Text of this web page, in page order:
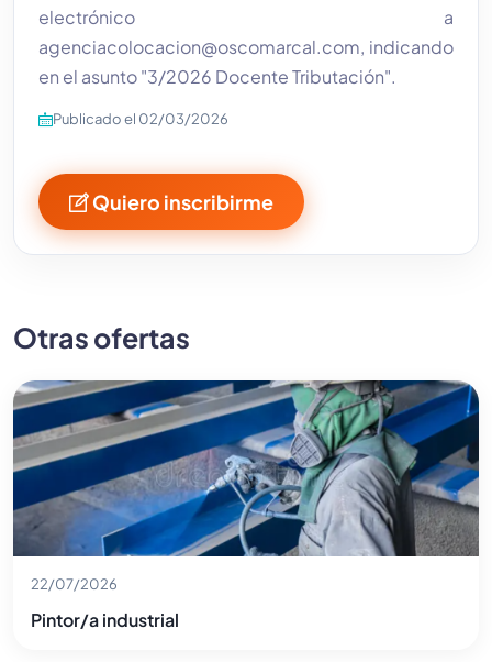
electrónico a
agenciacolocacion@oscomarcal.com, indicando
en el asunto "3/2026 Docente Tributación".
Publicado el 02/03/2026
Quiero inscribirme
Otras ofertas
22/07/2026
Pintor/a industrial